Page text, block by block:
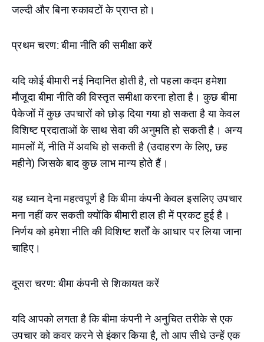
जल्दी और बिना रुकावटों के प्राप्त हो।
प्रथम चरण: बीमा नीति की समीक्षा करें
यदि कोई बीमारी नई निदानित होती है, तो पहला कदम हमेशा
मौजूदा बीमा नीति की विस्तृत समीक्षा करना होता है। कुछ बीमा
पैकेजों में कुछ उपचारों को छोड़ दिया गया हो सकता है या केवल
विशिष्ट प्रदाताओं के साथ सेवा की अनुमति हो सकती है। अन्य
मामलों में, नीति में अवधि हो सकती है (उदाहरण के लिए, छह
महीने) जिसके बाद कुछ लाभ मान्य होते हैं।
यह ध्यान देना महत्वपूर्ण है कि बीमा कंपनी केवल इसलिए उपचार
मना नहीं कर सकती क्योंकि बीमारी हाल ही में प्रकट हुई है।
निर्णय को हमेशा नीति की विशिष्ट शर्तों के आधार पर लिया जाना
चाहिए।
दूसरा चरण: बीमा कंपनी से शिकायत करें
यदि आपको लगता है कि बीमा कंपनी ने अनुचित तरीके से एक
उपचार को कवर करने से इंकार किया है, तो आप सीधे उन्हें एक